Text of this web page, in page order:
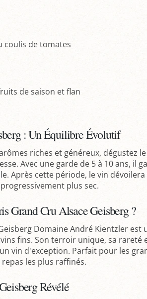
coulis de tomates
de saison et flan
: Un Équilibre Évolutif
riches et généreux, dégustez
Avec une garde de 5 à 10 ans, il
Après cette période, le vin dévoilera
plus sec.
Grand Cru Alsace Geisberg ?
Domaine André Kientzler est
fins. Son terroir unique, sa rareté
vin d'exception. Parfait pour les
les plus raffinés.
Révélé